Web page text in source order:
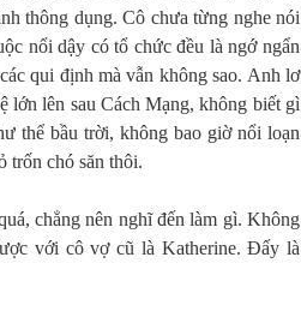
thông dụng. Cô chưa từng nghe nói
nổi dậy có tổ chức đều là ngớ ngẩn
qui định mà vẫn không sao. Anh lơ
lớn lên sau Cách Mạng, không biết gì
thể bầu trời, không bao giờ nổi loạn
trốn chó săn thôi.
chẳng nên nghĩ đến làm gì. Không
với cô vợ cũ là Katherine. Đấy là